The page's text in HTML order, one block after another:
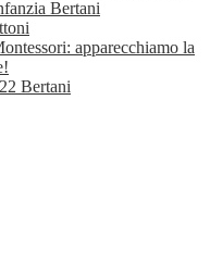
Bertani
apparecchiamo la
Bertani